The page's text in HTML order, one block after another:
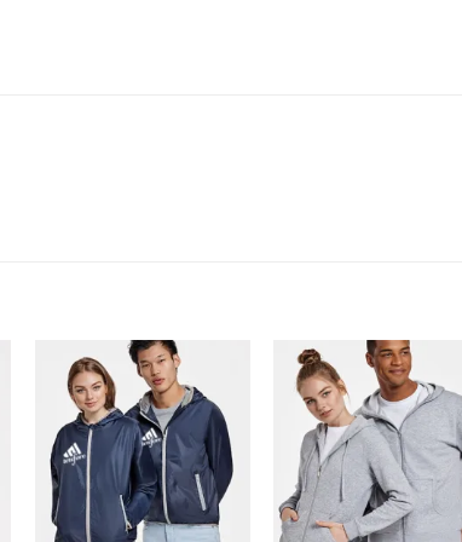
Add to
wishlist
Add